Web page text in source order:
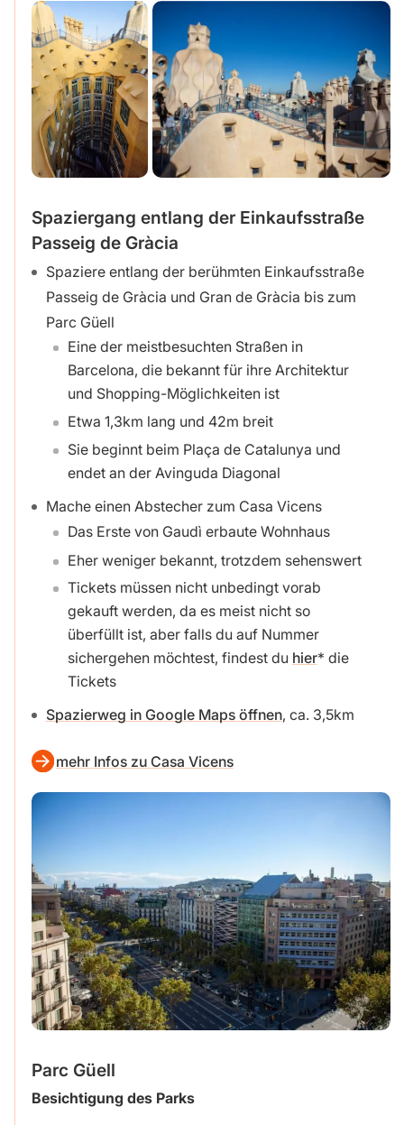
Spaziergang entlang der Einkaufsstraße
Passeig de Gràcia
Spaziere entlang der berühmten Einkaufsstraße
Passeig de Gràcia und Gran de Gràcia bis zum
Parc Güell
Eine der meistbesuchten Straßen in
Barcelona, die bekannt für ihre Architektur
und Shopping-Möglichkeiten ist
Etwa 1,3km lang und 42m breit
Sie beginnt beim Plaça de Catalunya und
endet an der Avinguda Diagonal
Mache einen Abstecher zum Casa Vicens
Das Erste von Gaudì erbaute Wohnhaus
Eher weniger bekannt, trotzdem sehenswert
Tickets müssen nicht unbedingt vorab
gekauft werden, da es meist nicht so
überfüllt ist, aber falls du auf Nummer
sichergehen möchtest, findest du hier
die
Tickets
Spazierweg in Google Maps öffnen, ca. 3,5km
mehr Infos zu Casa Vicens
Parc Güell
Besichtigung des Parks